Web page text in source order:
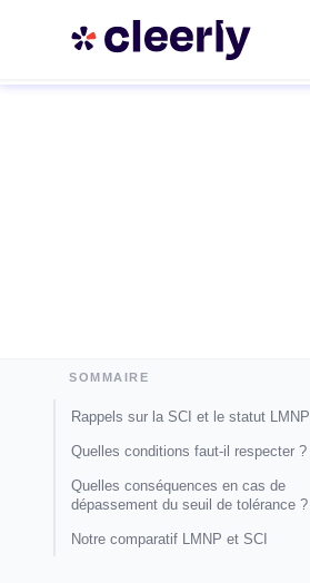
SOMMAIRE
Rappels sur la SCI et le statut LMNP
Quelles conditions faut-il respecter ?
Quelles conséquences en cas de
dépassement du seuil de tolérance ?
Notre comparatif LMNP et SCI